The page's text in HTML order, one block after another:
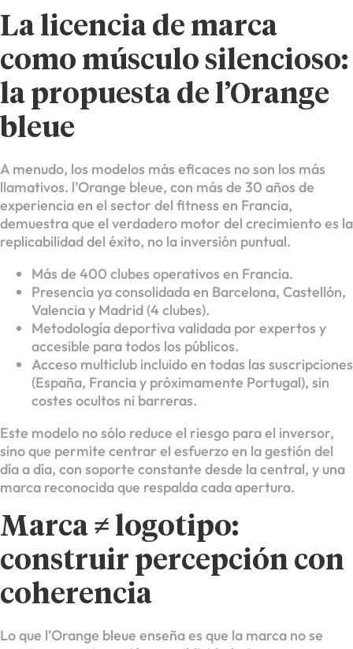
La licencia de marca
como músculo silencioso:
la propuesta de l’Orange
bleue
A menudo, los modelos más eficaces no son los más
llamativos. l’Orange bleue, con más de 30 años de
experiencia en el sector del fitness en Francia,
demuestra que el verdadero motor del crecimiento es la
replicabilidad del éxito, no la inversión puntual.
Más de 400 clubes operativos en Francia.
Presencia ya consolidada en Barcelona, Castellón,
Valencia y Madrid (4 clubes).
Metodología deportiva validada por expertos y
accesible para todos los públicos.
Acceso multiclub incluido en todas las suscripciones
(España, Francia y próximamente Portugal), sin
costes ocultos ni barreras.
Este modelo no sólo reduce el riesgo para el inversor,
sino que permite centrar el esfuerzo en la gestión del
día a día, con soporte constante desde la central, y una
marca reconocida que respalda cada apertura.
Marca ≠ logotipo:
construir percepción con
coherencia
Lo que l’Orange bleue enseña es que la marca no se